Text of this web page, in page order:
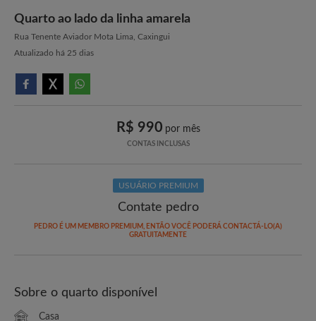
Quarto ao lado da linha amarela
Rua Tenente Aviador Mota Lima, Caxingui
Atualizado há 25 dias
R$ 990 por mês
CONTAS INCLUSAS
USUÁRIO PREMIUM
Contate pedro
PEDRO É UM MEMBRO PREMIUM, ENTÃO VOCÊ PODERÁ CONTACTÁ-LO(A)
GRATUITAMENTE
Sobre o quarto disponível
Casa